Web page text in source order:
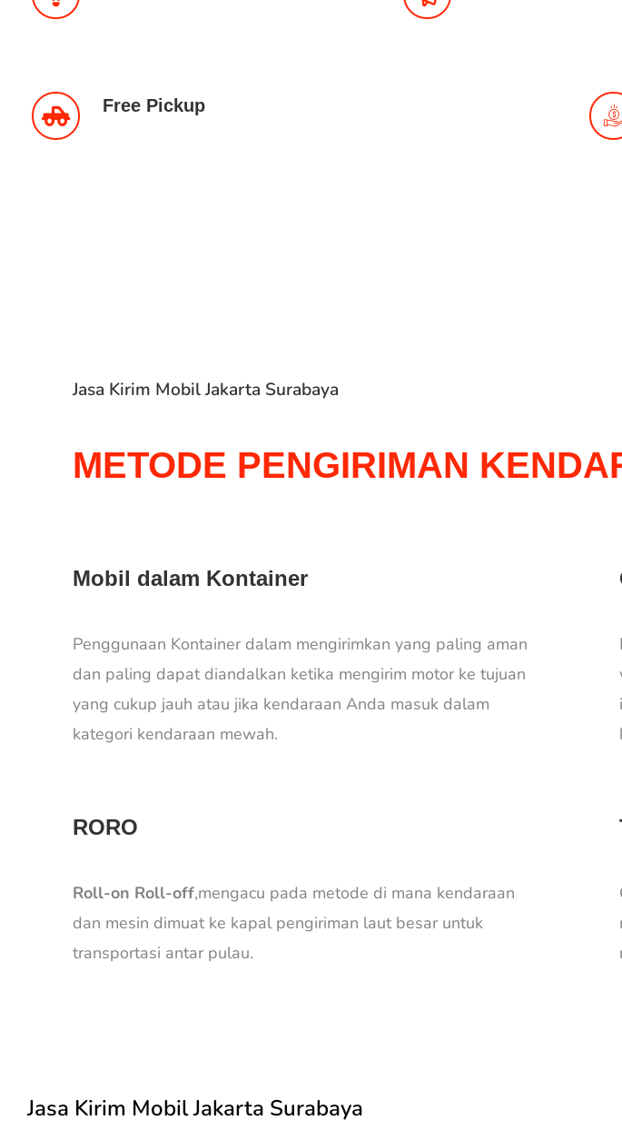
Free Pickup
Jasa Kirim Mobil Jakarta Surabaya
METODE PENGIRIMAN
Mobil dalam Kontainer
Penggunaan Kontainer dalam mengirimkan yang paling aman
dan paling dapat diandalkan ketika mengirim motor ke tujuan
yang cukup jauh atau jika kendaraan Anda masuk dalam
kategori kendaraan mewah.
RORO
Roll-on Roll-off,mengacu pada metode di mana kendaraan
dan mesin dimuat ke kapal pengiriman laut besar untuk
transportasi antar pulau.
Jasa Kirim Mobil Jakarta Surabaya